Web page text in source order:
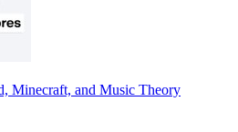
Minecraft, and Music Theory